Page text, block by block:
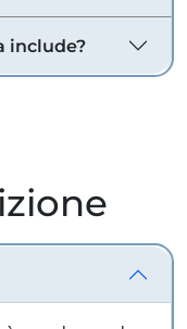
include?